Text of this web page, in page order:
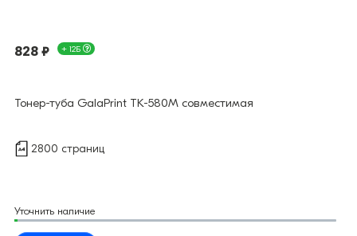
828 ₽ + 12Б
Тонер-туба GalaPrint TK-580M совместимая
2800 страниц
Уточнить наличие